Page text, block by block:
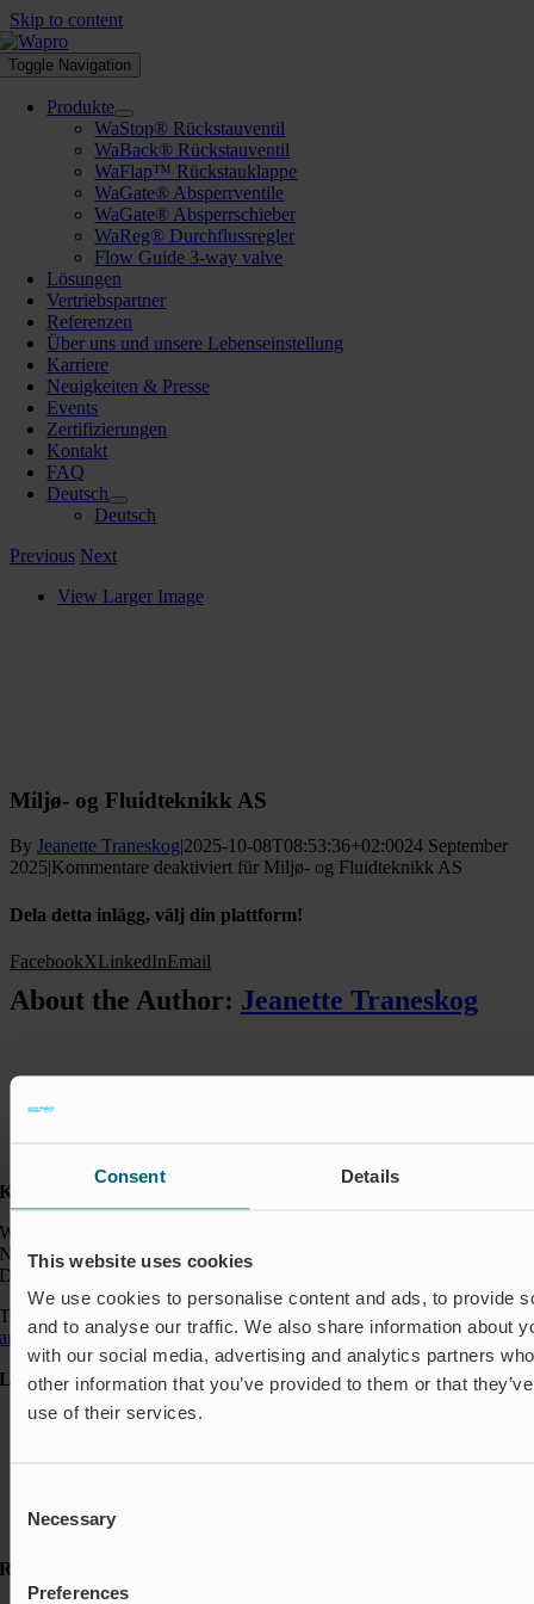
Consent Details
This website uses cookies
We use cookies to personalise content and ads, to provide
and to analyse our traffic. We also share information about
with our social media, advertising and analytics partners
other information that you’ve provided to them or that
use of their services.
Selection
Necessary
Preferences
Skip to content
Toggle Navigation
Produkte
WaStop® Rückstauventil
WaBack® Rückstauventil
WaFlap™ Rückstauklappe
WaGate® Absperrventile
WaGate® Absperrschieber
WaReg® Durchflussregler
Flow Guide 3-way valve
Lösungen
Vertriebspartner
Referenzen
Über uns und unsere Lebenseinstellung
Karriere
Neuigkeiten & Presse
Events
Zertifizierungen
Kontakt
FAQ
Deutsch
Deutsch
Previous Next
View Larger Image
Miljø- og Fluidteknikk AS
By Jeanette Traneskog|2025-10-08T08:53:36+02:0024 September
2025|Kommentare deaktiviert für Miljø- og Fluidteknikk AS
Dela detta inlägg, välj din plattform!
FacebookXLinkedInEmail
About the Author: Jeanette Traneskog
Kontakt:
Wapro GmbH
Neumarkt 1
DE-49074 Osnabrück
Telefon: +49 541 963 24144
anfragen@wapro.com
Lösungen
Aquakultur
Insektenschutz & Geruchskontrolle
Ressourcen